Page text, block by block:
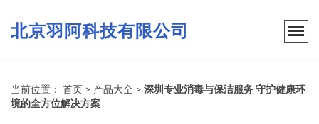
北京羽阿科技有限公司
当前位置： 首页 > 产品大全 > 深圳专业消毒与保洁服务 守护健康环
境的全方位解决方案